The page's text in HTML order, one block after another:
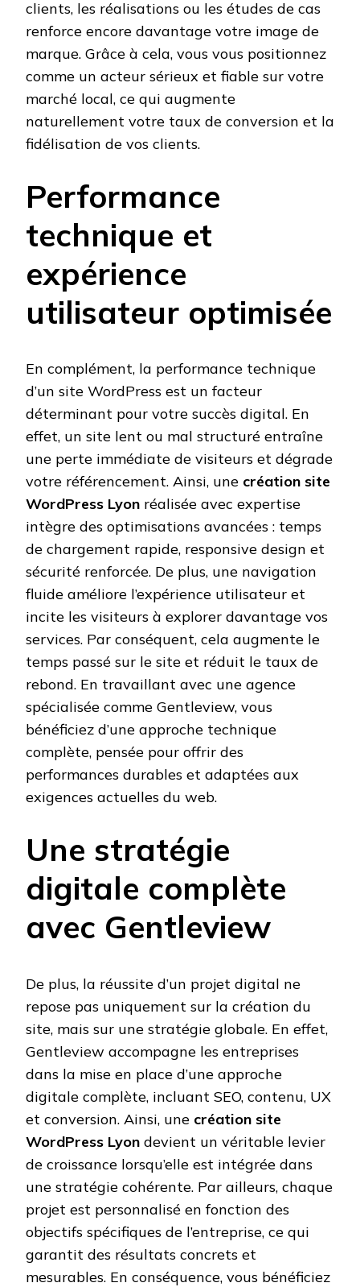
clients, les réalisations ou les études de cas
renforce encore davantage votre image de
marque. Grâce à cela, vous vous positionnez
comme un acteur sérieux et fiable sur votre
marché local, ce qui augmente
naturellement votre taux de conversion et la
fidélisation de vos clients.
Performance
technique et
expérience
utilisateur optimisée
En complément, la performance technique
d’un site WordPress est un facteur
déterminant pour votre succès digital. En
effet, un site lent ou mal structuré entraîne
une perte immédiate de visiteurs et dégrade
votre référencement. Ainsi, une création site
WordPress Lyon réalisée avec expertise
intègre des optimisations avancées : temps
de chargement rapide, responsive design et
sécurité renforcée. De plus, une navigation
fluide améliore l’expérience utilisateur et
incite les visiteurs à explorer davantage vos
services. Par conséquent, cela augmente le
temps passé sur le site et réduit le taux de
rebond. En travaillant avec une agence
spécialisée comme Gentleview, vous
bénéficiez d’une approche technique
complète, pensée pour offrir des
performances durables et adaptées aux
exigences actuelles du web.
Une stratégie
digitale complète
avec Gentleview
De plus, la réussite d’un projet digital ne
repose pas uniquement sur la création du
site, mais sur une stratégie globale. En effet,
Gentleview accompagne les entreprises
dans la mise en place d’une approche
digitale complète, incluant SEO, contenu, UX
et conversion. Ainsi, une création site
WordPress Lyon devient un véritable levier
de croissance lorsqu’elle est intégrée dans
une stratégie cohérente. Par ailleurs, chaque
projet est personnalisé en fonction des
objectifs spécifiques de l’entreprise, ce qui
garantit des résultats concrets et
mesurables. En conséquence, vous bénéficiez